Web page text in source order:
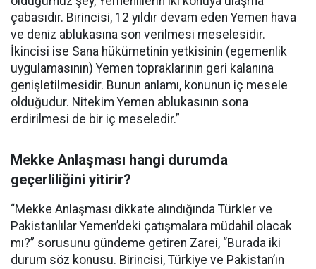
çabasıdır. Birincisi, 12 yıldır devam eden Yemen hava
ve deniz ablukasına son verilmesi meselesidir.
İkincisi ise Sana hükümetinin yetkisinin (egemenlik
uygulamasının) Yemen topraklarının geri kalanına
genişletilmesidir. Bunun anlamı, konunun iç mesele
olduğudur. Nitekim Yemen ablukasının sona
erdirilmesi de bir iç meseledir.”
Mekke Anlaşması hangi durumda
geçerliliğini yitirir?
“Mekke Anlaşması dikkate alındığında Türkler ve
Pakistanlılar Yemen’deki çatışmalara müdahil olacak
mı?” sorusunu gündeme getiren Zarei, “Burada iki
durum söz konusu. Birincisi, Türkiye ve Pakistan’ın